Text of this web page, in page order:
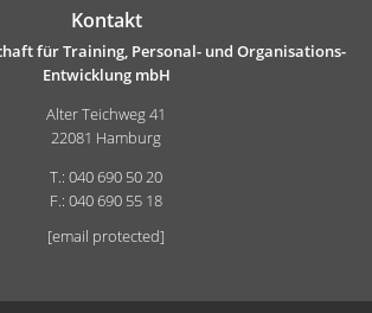
Kontakt
für Training, Personal- und Organisations-
Entwicklung mbH
Alter Teichweg 41
22081 Hamburg
T.: 040 690 50 20
F.: 040 690 55 18
[email protected]